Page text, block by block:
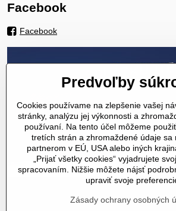
Facebook
Facebook
Predvoľby
Cookies používame na zlepšenie vašej
stránky, analýzu jej výkonnosti a
používaní. Na tento účel môžeme
tretích strán a zhromaždené údaje sa
partnerom v EÚ, USA alebo iných
„Prijať všetky cookies“ vyjadrujete
spracovaním. Nižšie môžete nájsť
upraviť svoje
Zásady ochrany osobných